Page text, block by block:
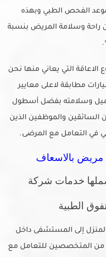
الفحص الطبي وبهذه
راحة وسلامة المريض بنسبة
التي يعاني منها نحن
مطابقة لاعلى معايير
وسلامته بفضل أسطول
السائقين والموظفين الذين
في التعامل مع المرضى.
مريض بالاسعاف
خدمات شركة
الطبية
إلى المستشفى داخل
من المتخصصين للتعامل مع